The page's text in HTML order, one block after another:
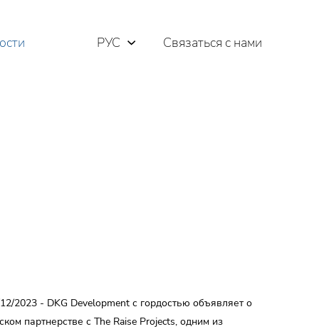
РУС
Связаться с нами
2023 - DKG Development с гордостью объявляет о
партнерстве с The Raise Projects, одним из